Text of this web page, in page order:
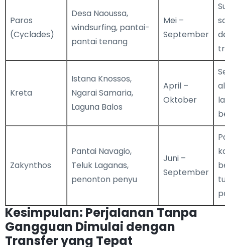
Paros
(Cyclades)
Desa Naoussa,
windsurfing, pantai-
pantai tenang
Mei –
September
Kreta
Istana Knossos,
Ngarai Samaria,
Laguna Balos
April –
Oktober
Zakynthos
Pantai Navagio,
Teluk Laganas,
penonton penyu
Juni –
September
Kesimpulan: Perjalanan Tanpa
Gangguan Dimulai dengan
Transfer yang Tepat